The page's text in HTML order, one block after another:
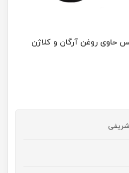
حاوی روغن آرگان و کلاژن
شریفی